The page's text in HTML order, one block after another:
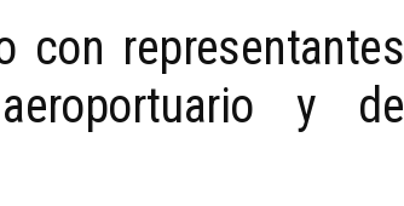
con representantes
y de